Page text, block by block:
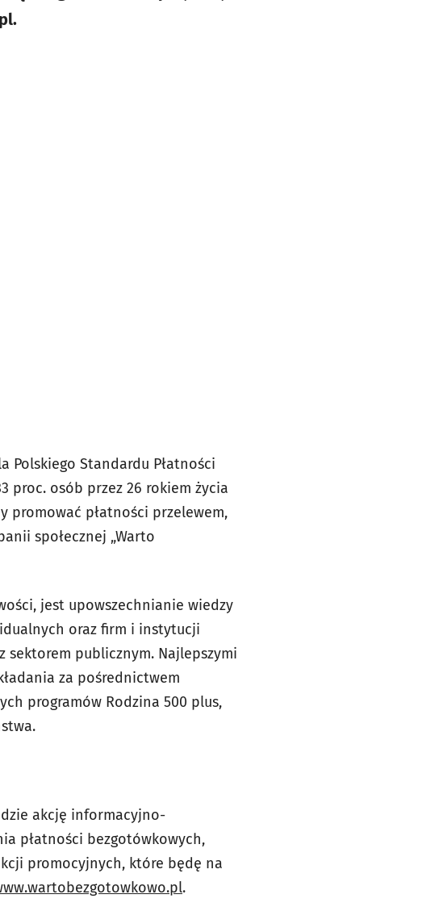
Polskiego Standardu Płatności
proc. osób przez 26 rokiem życia
promować płatności przelewem,
społecznej „Warto
jest upowszechnianie wiedzy
oraz firm i instytucji
sektorem publicznym. Najlepszymi
za pośrednictwem
programów Rodzina 500 plus,
akcję informacyjno-
płatności bezgotówkowych,
promocyjnych, które będę na
.